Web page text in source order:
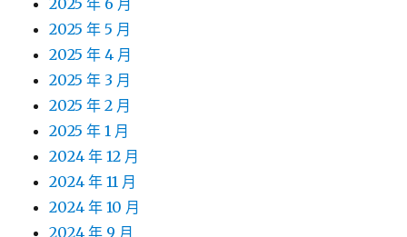
2025 年 6 月
2025 年 5 月
2025 年 4 月
2025 年 3 月
2025 年 2 月
2025 年 1 月
2024 年 12 月
2024 年 11 月
2024 年 10 月
2024 年 9 月